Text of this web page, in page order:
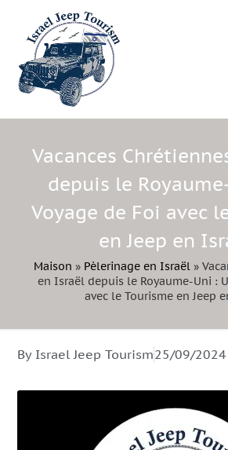
Vacances
depuis le
Voyage de Foi avec
en Jeep en
Maison » Pèlerinage en Israël»
en Israël depuis le Royaume-Uni :
avec le Tourisme en Jeep
By Israel Jeep Tourism25/09/2024